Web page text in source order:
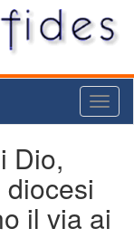
Dio,
il via ai